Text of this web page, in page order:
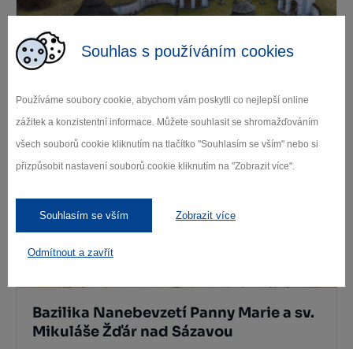
Souhlas s používáním cookies
Používáme soubory cookie, abychom vám poskytli co nejlepší online
zážitek a konzistentní informace. Můžete souhlasit se shromažďováním
všech souborů cookie kliknutím na tlačítko "Souhlasím se vším" nebo si
přizpůsobit nastavení souborů cookie kliknutím na "Zobrazit více".
Souhlasím se vším Zobrazit více
Odmítnout a zavřít
Dolní hřbitov Žďár nad Sázavou
Žďár nad Sázavou
Bazilika Nanebevzetí Panny Marie a sv.
Mikuláše Žďár nad Sázavou